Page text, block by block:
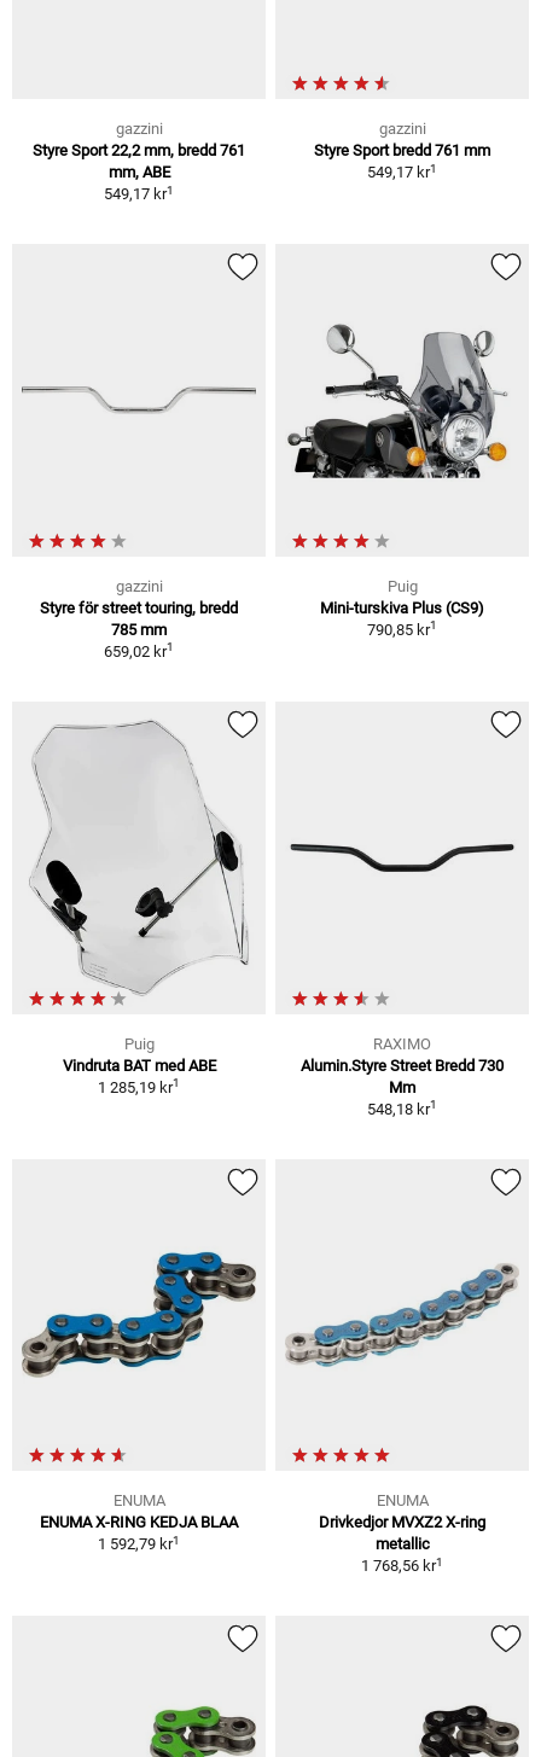
gazzini
Styre Sport 22,2 mm, bredd 761
mm, ABE
549,17 kr1
gazzini
Styre Sport bredd 761 mm
549,17 kr1
gazzini
Styre för street touring, bredd
785 mm
659,02 kr1
Puig
Mini-turskiva Plus (CS9)
790,85 kr1
Puig
Vindruta BAT med ABE
1 285,19 kr1
RAXIMO
Alumin.Styre Street Bredd 730
Mm
548,18 kr1
ENUMA
ENUMA X-RING KEDJA BLAA
1 592,79 kr1
ENUMA
Drivkedjor MVXZ2 X-ring
metallic
1 768,56 kr1